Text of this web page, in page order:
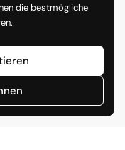
die bestmögliche